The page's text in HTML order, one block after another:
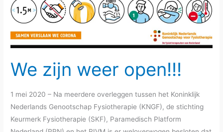
We zijn weer open!!!
1 mei 2020 – Na meerdere overleggen tussen het Koninklijk
Nederlands Genootschap Fysiotherapie (KNGF), de stichting
Keurmerk Fysiotherapie (SKF), Paramedisch Platform